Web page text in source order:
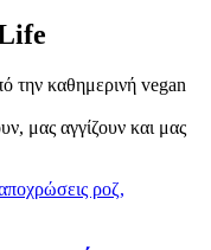
την καθημερινή vegan
μας αγγίζουν και μας